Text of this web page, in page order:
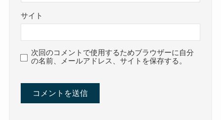
サイト
次回のコメントで使用するためブラウザーに自分
の名前、メールアドレス、サイトを保存する。